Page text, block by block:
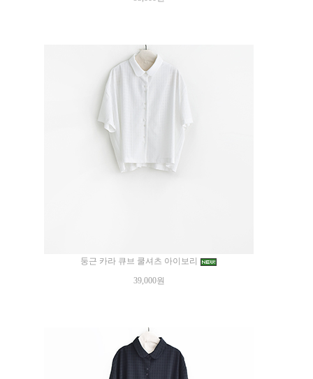
둥근 카라 큐브 쿨셔츠 아이보리
39,000원